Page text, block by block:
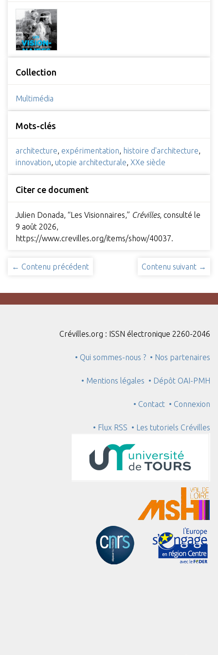
Collection
Multimédia
Mots-clés
architecture, expérimentation, histoire d'architecture,
innovation, utopie architecturale, XXe siècle
Citer ce document
Julien Donada, “Les Visionnaires,” Crévilles, consulté le
9 août 2026,
https://www.crevilles.org/items/show/40037
← Contenu précédent Contenu suivant →
Crévilles.org : ISSN électronique 2260-2046
• Qui sommes-nous ? • Nos partenaires
• Mentions légales • Dépôt OAI-PMH
• Contact • Connexion
• Flux RSS • Les tutoriels Crévilles